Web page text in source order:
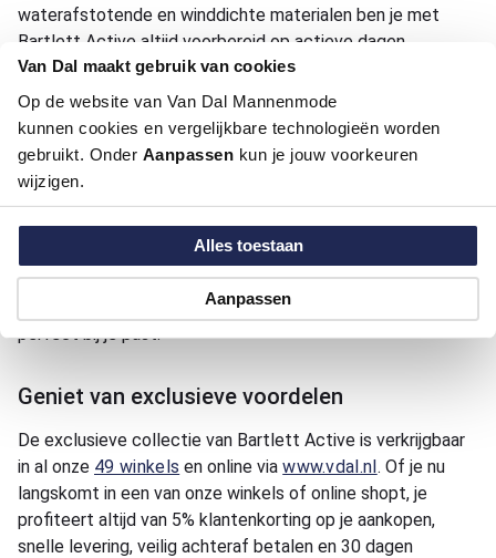
Van Dal maakt gebruik van cookies
Op de website van Van Dal Mannenmode
kunnen cookies en vergelijkbare technologieën worden
gebruikt. Onder Aanpassen kun je jouw voorkeuren
wijzigen.
Alles toestaan
Aanpassen
waterafstotende en winddichte materialen ben je met
Bartlett Active altijd voorbereid op actieve dagen,
ongeacht het weer.
Perfecte pasvorm voor elke man
Bij Van Dal mannenmode zorgen we ervoor dat elke man
zich comfortabel en zelfverzekerd voelt. De Bartlett
Active collectie is verkrijgbaar in maten M tot en met 4XL
en biedt een regular fit, ideaal voor extra bewegingsvrijheid.
Voor specifieke behoeften zijn er ook broeken beschikbaar
, zodat je altijd een pasvorm vindt die
perfect bij je past.
Geniet van exclusieve voordelen
De exclusieve collectie van Bartlett Active is verkrijgbaar
in al onze 49 winkels en online viawww.vdal.nl. Of je nu
langskomt in een van onze winkels of online shopt, je
profiteert altijd van 5% klantenkorting op je aankopen,
snelle levering, veilig achteraf betalen en 30 dagen